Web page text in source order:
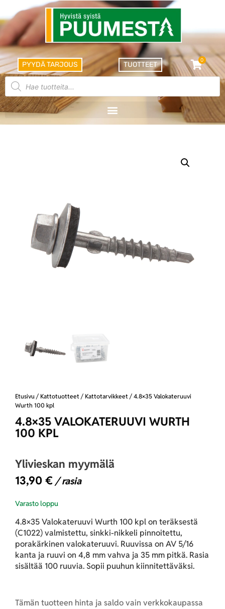
PYYDÄ TARJOUS TUOTTEET
0
Etusivu / Kattotuotteet / Kattotarvikkeet / 4.8×35 Valokateruuvi
Wurth 100 kpl
4.8×35 VALOKATERUUVI WURTH
100 KPL
Ylivieskan myymälä
13,90 € / rasia
Varasto loppu
4.8×35 Valokateruuvi Wurth 100 kpl on teräksestä
(C1022) valmistettu, sinkki-nikkeli pinnoitettu,
porakärkinen valokateruuvi. Ruuvissa on AV 5/16
kanta ja ruuvi on 4,8 mm vahva ja 35 mm pitkä. Rasia
sisältää 100 ruuvia. Sopii puuhun kiinnitettäväksi.
Tämän tuotteen hinta ja saldo vain verkkokaupassa